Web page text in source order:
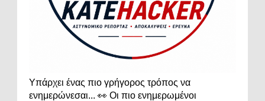
Υπάρχει ένας πιο γρήγορος τρόπος να
ενημερώνεσαι... 👀 Οι πιο ενημερωμένοι